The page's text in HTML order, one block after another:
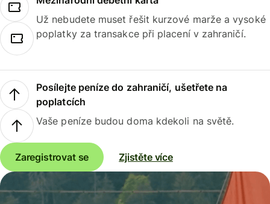
Už nebudete muset řešit kurzové marže a vysoké
poplatky za transakce při placení v zahraničí.
Posílejte peníze do zahraničí, ušetřete na
poplatcích
Vaše peníze budou doma kdekoli na světě.
Zaregistrovat se Zjistěte více